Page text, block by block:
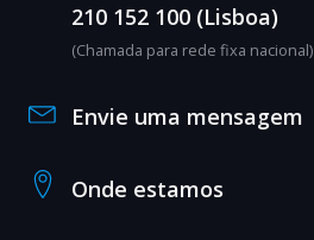
210 152 100 (Lisboa)
(Chamada para rede fixa nacional)
Envie uma mensagem
Onde estamos